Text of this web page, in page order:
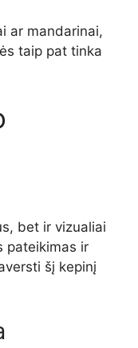
ar mandarinai,
taip pat tinka
bet ir vizualiai
pateikimas ir
šį kepinį